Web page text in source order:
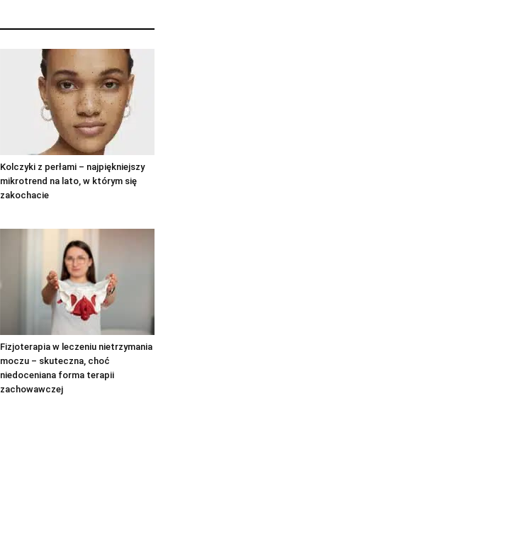
Kolczyki z perłami – najpiękniejszy
mikrotrend na lato, w którym się
zakochacie
Fizjoterapia w leczeniu nietrzymania
moczu – skuteczna, choć
niedoceniana forma terapii
zachowawczej